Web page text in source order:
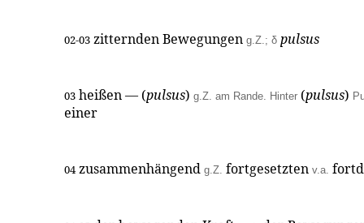
02-03 zitternden Bewegungen g.Z.; δ pulsus
03 heißen — (pulsus) g.Z. am Rande. Hinter (pulsus)
einer
04 zusammenhängend g.Z. fortgesetzten v.a.